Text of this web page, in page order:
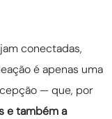
conectadas,
é apenas uma
— que, por
e também a